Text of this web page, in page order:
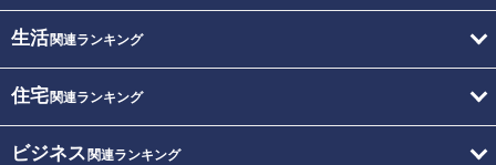
生活関連ランキング
住宅関連ランキング
ビジネス 関連ランキング